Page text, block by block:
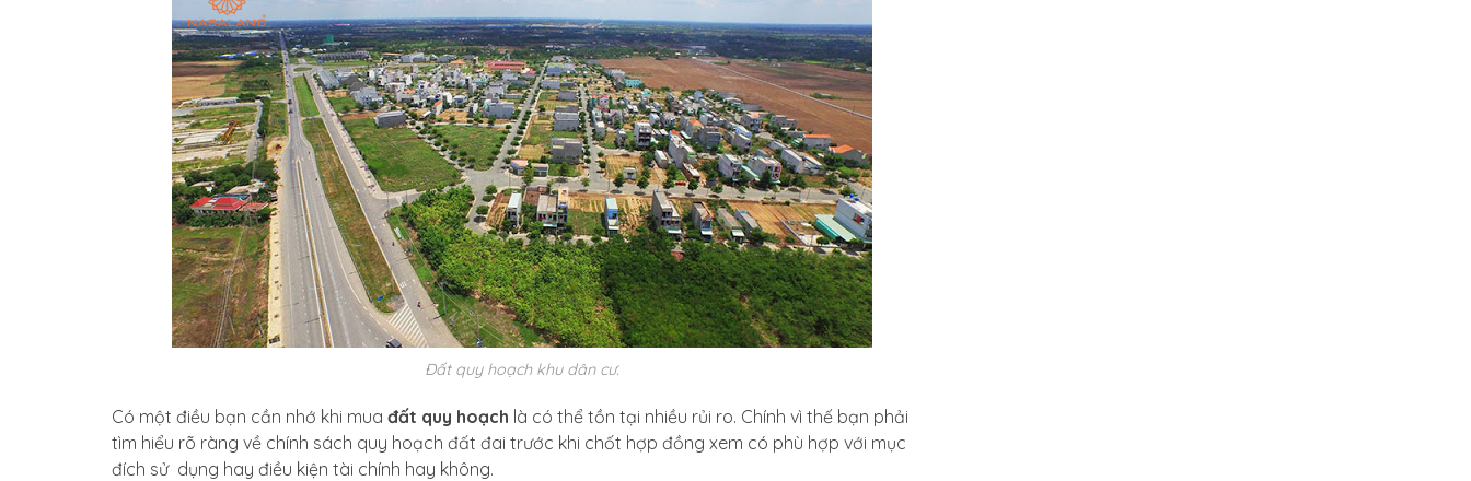
Đất quy hoạch khu dân cư.
Có một điều bạn cần nhớ khi mua đất quy hoạch là có thể tồn tại nhiều rủi ro. Chính vì thế bạn phải
tìm hiểu rõ ràng về chính sách quy hoạch đất đai trước khi chốt hợp đồng xem có phù hợp với mục
đích sử dụng hay điều kiện tài chính hay không.